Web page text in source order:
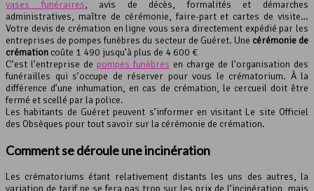
vases funéraires, avis de décès, formalités et démarches
administratives, maître de cérémonie, faire-part et cartes de visite…
Votre devis de crémation en ligne vous sera directement expédié par les
entreprises de pompes funèbres du secteur de Guéret. Une cérémonie de
crémation coûte 1 490 jusqu’à plus de 4 600 €
C’est l’entreprise de pompes funèbres en charge de l’organisation des
funérailles qui s’occupe de réserver pour vous le crématorium. À la
différence d’une inhumation, en cas de crémation, le cercueil doit être
fermé et scellé par la police.
Les habitants de Guéret peuvent s’informer en visitant Le site Officiel
des Obsèques pour tout savoir sur la cérémonie de crémation.
Comment se déroule une incinération
Les crématoriums étant relativement distants les uns des autres, la